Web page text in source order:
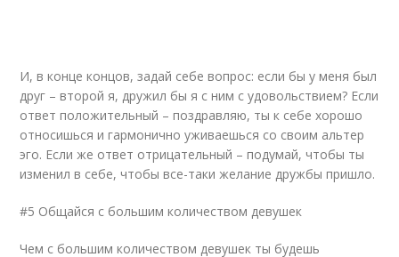
И, в конце концов, задай себе вопрос: если бы у меня был
друг – второй я, дружил бы я с ним с удовольствием? Если
ответ положительный – поздравляю, ты к себе хорошо
относишься и гармонично уживаешься со своим альтер
эго. Если же ответ отрицательный – подумай, чтобы ты
изменил в себе, чтобы все-таки желание дружбы пришло.
#5 Общайся с большим количеством девушек
Чем с большим количеством девушек ты будешь